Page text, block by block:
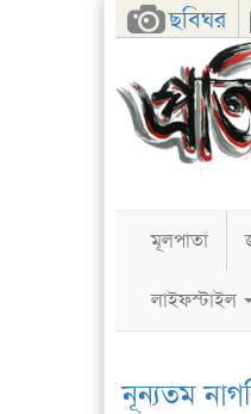
ছবিঘর
Facebook
মূলপাতা
লাইফস্টাইল
নূন্যতম